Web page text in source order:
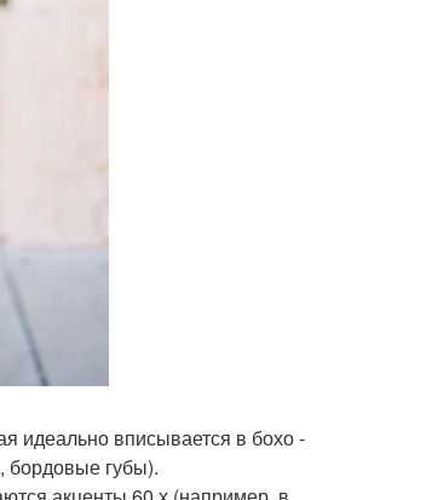
идеально вписывается в бохо -
бордовые губы).